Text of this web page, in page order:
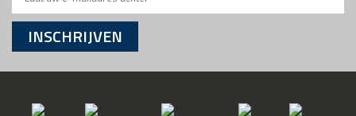
INSCHRIJVEN